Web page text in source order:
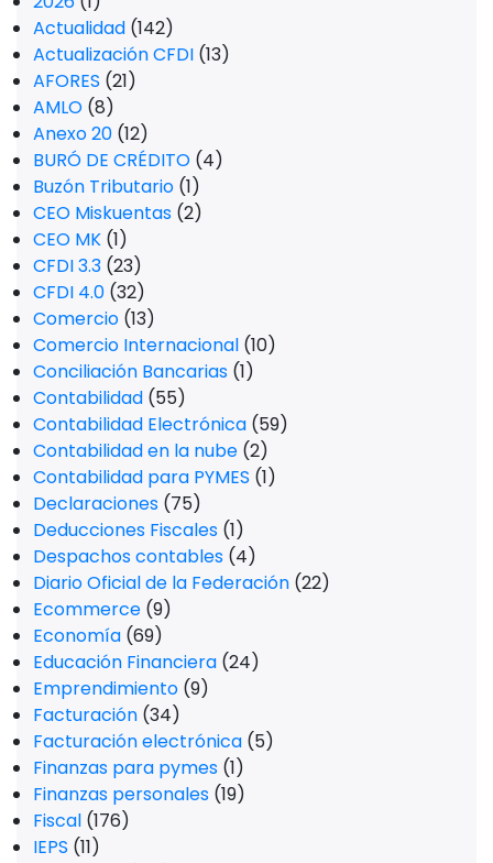
Actualidad (142)
Actualización CFDI (13)
AFORES (21)
AMLO (8)
Anexo 20 (12)
BURÓ DE CRÉDITO (4)
Buzón Tributario (1)
CEO Miskuentas (2)
CEO MK (1)
CFDI 3.3 (23)
CFDI 4.0 (32)
Comercio (13)
Comercio Internacional (10)
Conciliación Bancarias (1)
Contabilidad (55)
Contabilidad Electrónica (59)
Contabilidad en la nube (2)
Contabilidad para PYMES (1)
Declaraciones (75)
Deducciones Fiscales (1)
Despachos contables (4)
Diario Oficial de la Federación (22)
Ecommerce (9)
Economía (69)
Educación Financiera (24)
Emprendimiento (9)
Facturación (34)
Facturación electrónica (5)
Finanzas para pymes (1)
Finanzas personales (19)
Fiscal (176)
IEPS (11)